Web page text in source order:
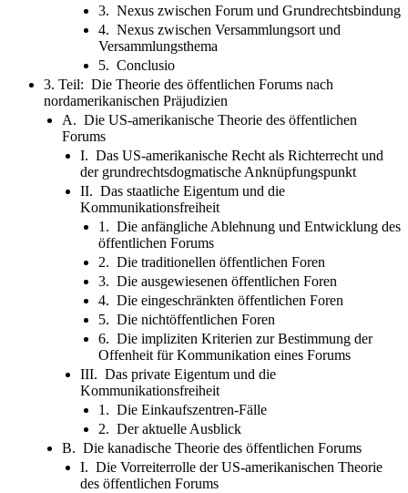
3. Nexus zwischen Forum und Grundrechtsbindung
4. Nexus zwischen Versammlungsort und
Versammlungsthema
5. Conclusio
3. Teil: Die Theorie des öffentlichen Forums nach
nordamerikanischen Präjudizien
A. Die US-amerikanische Theorie des öffentlichen
Forums
I. Das US-amerikanische Recht als Richterrecht und
der grundrechtsdogmatische Anknüpfungspunkt
II. Das staatliche Eigentum und die
Kommunikationsfreiheit
1. Die anfängliche Ablehnung und Entwicklung des
öffentlichen Forums
2. Die traditionellen öffentlichen Foren
3. Die ausgewiesenen öffentlichen Foren
4. Die eingeschränkten öffentlichen Foren
5. Die nichtöffentlichen Foren
6. Die impliziten Kriterien zur Bestimmung der
Offenheit für Kommunikation eines Forums
III. Das private Eigentum und die
Kommunikationsfreiheit
1. Die Einkaufszentren-Fälle
2. Der aktuelle Ausblick
B. Die kanadische Theorie des öffentlichen Forums
I. Die Vorreiterrolle der US-amerikanischen Theorie
des öffentlichen Forums